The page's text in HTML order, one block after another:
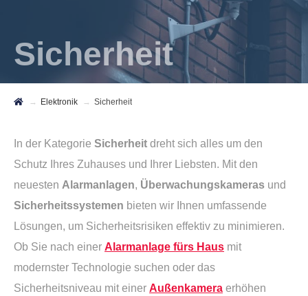
Sicherheit
Elektronik Sicherheit
In der Kategorie Sicherheit dreht sich alles um den
Schutz Ihres Zuhauses und Ihrer Liebsten. Mit den
neuesten Alarmanlagen, Überwachungskameras und
Sicherheitssystemen bieten wir Ihnen umfassende
Lösungen, um Sicherheitsrisiken effektiv zu minimieren.
Ob Sie nach einer Alarmanlage fürs Haus mit
modernster Technologie suchen oder das
Sicherheitsniveau mit einer Außenkamera erhöhen